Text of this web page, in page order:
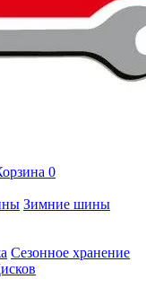
0
Зимние шины
Сезонное хранение